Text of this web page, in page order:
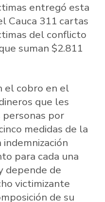
entregó esta
Cauca 311 cartas
del conflicto
suman $2.811
el cobro en el
que les
por
medidas de la
para cada una
depende de
victimizante
de su